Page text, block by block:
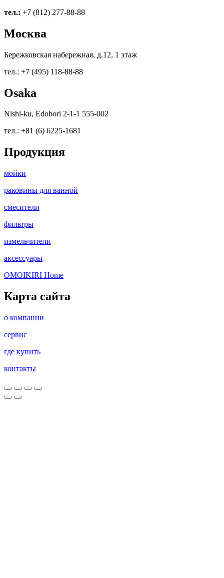
тел.: +7 (812) 277-88-88
Москва
Бережковская набережная, д.12, 1 этаж
тел.: +7 (495) 118-88-88
Osaka
Nishi-ku, Edobori 2-1-1 555-002
тел.: +81 (6) 6225-1681
Продукция
мойки
раковины для ванной
смесители
фильтры
измельчители
аксессуары
OMOIKIRI Home
Карта сайта
о компании
сервис
где купить
контакты